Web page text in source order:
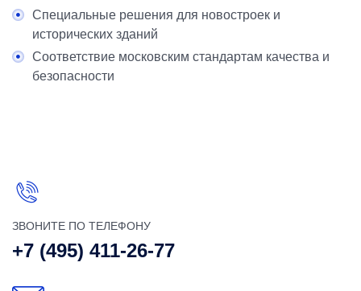
Специальные решения для новостроек и
исторических зданий
Соответствие московским стандартам качества и
безопасности
ЗВОНИТЕ ПО ТЕЛЕФОНУ
+7 (495) 411-26-77